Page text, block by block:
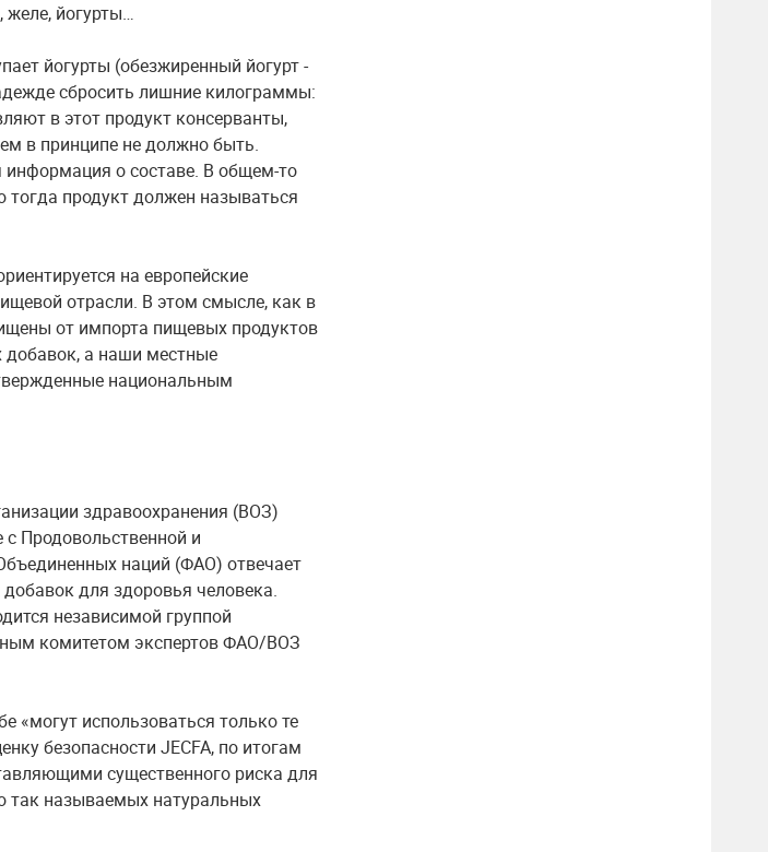
йогурты…
йогурты (обезжиренный йогурт -
сбросить лишние килограммы:
в этот продукт консерванты,
в принципе не должно быть.
информация о составе. В общем-то
тогда продукт должен называться
на европейские
отрасли. В этом смысле, как в
от импорта пищевых продуктов
а наши местные
национальным
здравоохранения (ВОЗ)
с Продовольственной и
наций (ФАО) отвечает
для здоровья человека.
независимой группой
комитетом экспертов ФАО/ВОЗ
использоваться только те
безопасности JECFA, по итогам
существенного риска для
так называемых натуральных